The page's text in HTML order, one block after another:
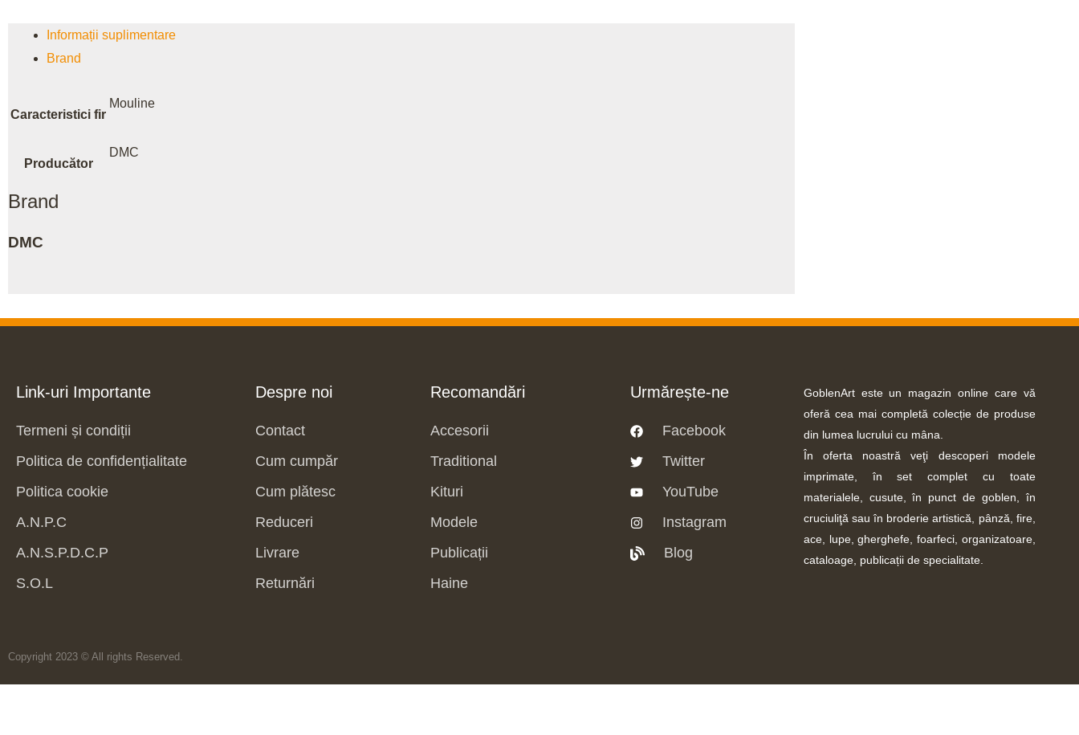
Informații suplimentare
Brand
Caracteristici fir
Mouline
Producător
DMC
Brand
DMC
Link-uri Importante
Termeni și condiții
Politica de confidențialitate
Politica cookie
A.N.P.C
A.N.S.P.D.C.P
S.O.L
Despre noi
Contact
Cum cumpăr
Cum plătesc
Reduceri
Livrare
Returnări
Recomandări
Accesorii
Traditional
Kituri
Modele
Publicații
Haine
Urmărește-ne
Facebook
Twitter
YouTube
Instagram
Blog
GoblenArt este un magazin online care vă
oferă cea mai completă colecție de produse
din lumea lucrului cu mâna.
În oferta noastră veţi descoperi modele
imprimate, în set complet cu toate
materialele, cusute, în punct de goblen, în
cruciuliţă sau în broderie artistică, pânză, fire,
ace, lupe, gherghefe, foarfeci, organizatoare,
cataloage, publicații de specialitate.
Copyright 2023 © All rights Reserved.